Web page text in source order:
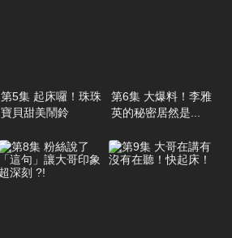
第5集 起床囉！珠珠
寶貝甜美鬧鈴
第6集 大爆料！李雅
英的秘密居然是...